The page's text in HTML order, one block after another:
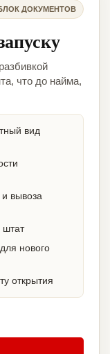
ДОКУМЕНТОВ
что до найма,
вид
вывоза
штат
нового
открытия